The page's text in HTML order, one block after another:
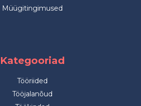
Müügitingimused
Kategooriad
Tööriided
Tööjalanõud